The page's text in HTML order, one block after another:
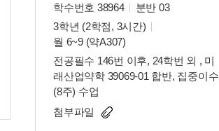
학수번호 38964
분반 03
3학년 (2학점, 3시간)
월 6~9 (약A307)
전공필수 146번 이후, 24학번 외 , 미
래산업약학 39069-01 합반, 집중이수
(8주) 수업
첨부파일